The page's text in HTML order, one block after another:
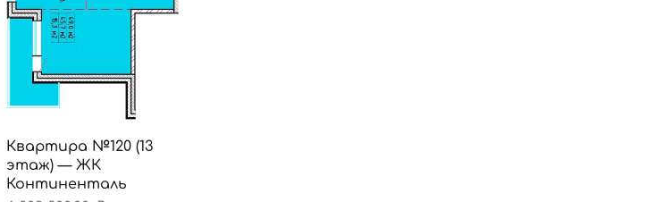
Квартира №120 (13
этаж) — ЖК
Континенталь